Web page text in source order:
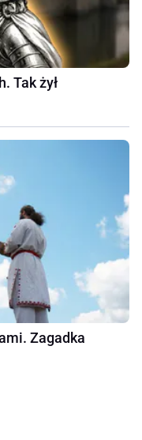
Tak żył
Zagadka